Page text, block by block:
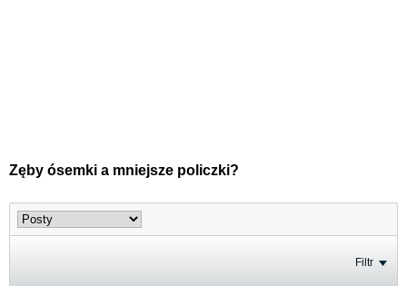
Zęby ósemki a mniejsze policzki?
Filtr